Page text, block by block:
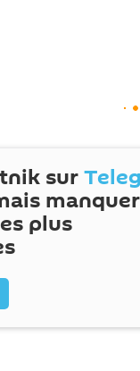
sur
plus